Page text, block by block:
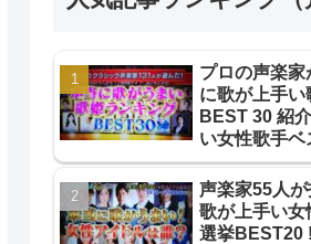
プロの声楽家
に歌が上手い
BEST 30 紹
い女性歌手ベ
当のとこ教え
グ】
声楽家55人
歌が上手い女
選挙BEST20